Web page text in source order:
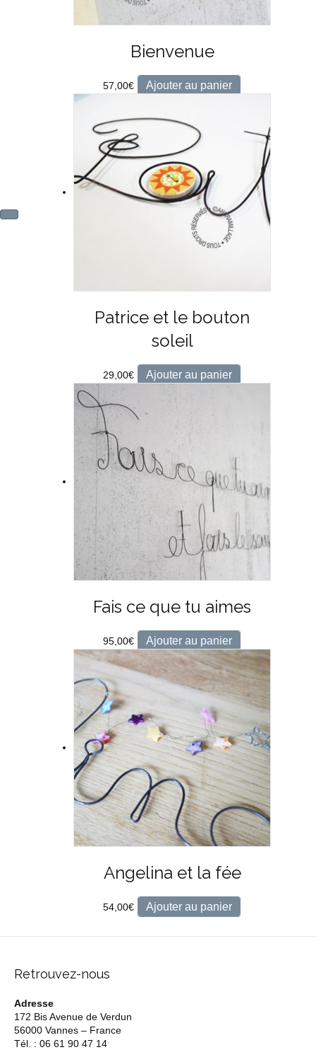
Bienvenue
57,00€ Ajouter au panier
Patrice et le bouton
soleil
29,00€ Ajouter au panier
Fais ce que tu aimes
95,00€ Ajouter au panier
Angelina et la fée
54,00€ Ajouter au panier
Retrouvez-nous
Adresse
172 Bis Avenue de Verdun
56000 Vannes – France
Tél. : 06 61 90 47 14